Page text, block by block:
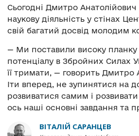
Сьогодні Дмитро
наукову діяльність у стінах
свій багатий досвід молодим
— Ми поставили високу планку
потенціалу в Збройних Силах
її тримати, — говорить Дмитро
Іти вперед, не зупинятися на
розвиватися самим і
ось наші основні завдання та
ВІТАЛІЙ САРАНЦЕВ